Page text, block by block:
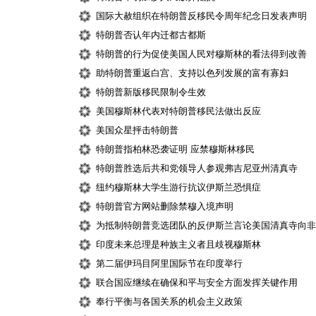
国际大赦组织在特朗普反移民令周年纪念日发表声明
特朗普否认年内迁都古都斯
特朗普的行为促使美国人民对穆斯林的看法得到改善
助特朗普重返白宫、支持以色列发展的富有寡妇
特朗普新版移民限制令生效
美国穆斯林代表对特朗普移民法做出反应
美国众星抨击特朗普
特朗普指柏林恐袭证明 应禁穆斯林移民
特朗普胜选后共和党领导人参观弗吉尼亚州清真寺
纽约穆斯林大学生游行抗议伊斯兰恐惧症
特朗普官方网站删除禁穆入境声明
为抵制特朗普竞选团队的反伊斯兰言论美国清真寺向
印度未来总理是种族主义者且歧视穆斯林
第二届伊玛目阿里国际节在印度举行
联合国应继续在确保和平与安全方面发挥关键作用
奉行平衡与各国关系的机会主义政策